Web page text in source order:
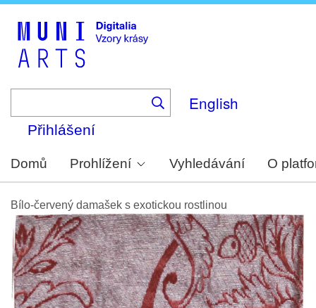
English
Přihlášení
Domů Prohlížení Vyhledávání O
Bílo-červený damašek s exotickou rostlinou